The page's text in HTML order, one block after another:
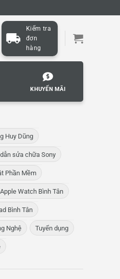
Kiểm tra
đơn
hàng
KHUYẾN MÃI
Huy Dũng
sửa chữa Sony
Phần Mềm
Watch Bình Tân
Bình Tân
Nghệ Tuyển dụng